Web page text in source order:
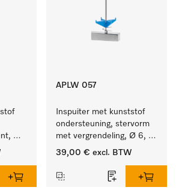
mm.
APLW 057
Inspuiter met kunststof
ondersteuning, stervorm
met vergrendeling, Ø 6,
lengte 275 mm.
39,00 € excl. BTW